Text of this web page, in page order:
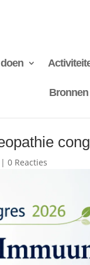
Bronnen
|0 Reacties